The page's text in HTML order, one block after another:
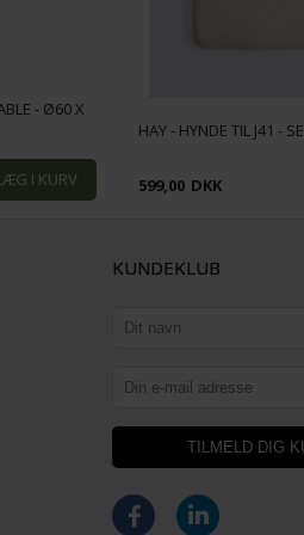
- Ø60 X
HAY - HYNDE TIL J41 -
599,00 DKK
KUNDEKLUB